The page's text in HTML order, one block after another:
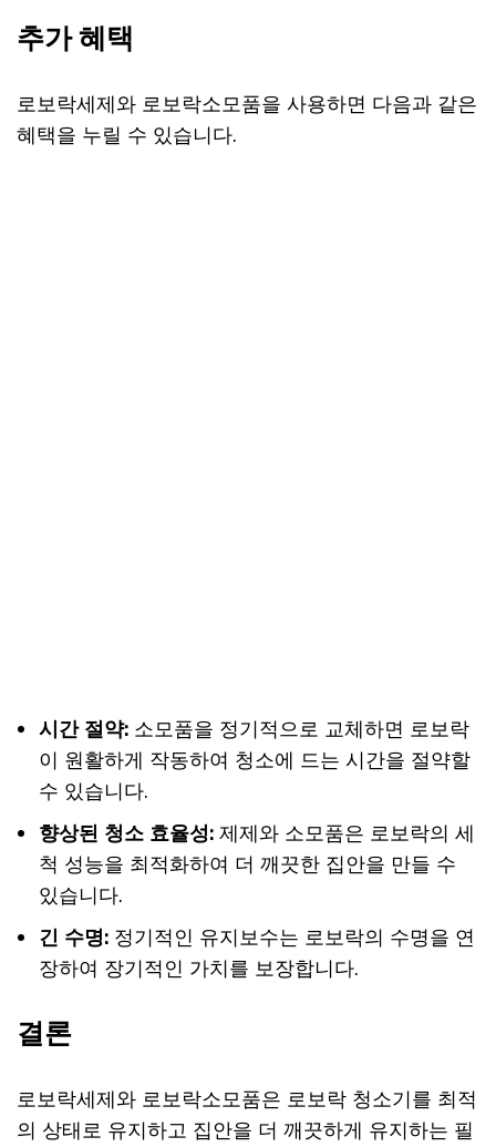
추가 혜택
로보락세제와 로보락소모품을 사용하면 다음과 같은
혜택을 누릴 수 있습니다.
시간 절약: 소모품을 정기적으로 교체하면 로보락
이 원활하게 작동하여 청소에 드는 시간을 절약할
수 있습니다.
향상된 청소 효율성: 제제와 소모품은 로보락의 세
척 성능을 최적화하여 더 깨끗한 집안을 만들 수
있습니다.
긴 수명: 정기적인 유지보수는 로보락의 수명을 연
장하여 장기적인 가치를 보장합니다.
결론
로보락세제와 로보락소모품은 로보락 청소기를 최적
의 상태로 유지하고 집안을 더 깨끗하게 유지하는 필